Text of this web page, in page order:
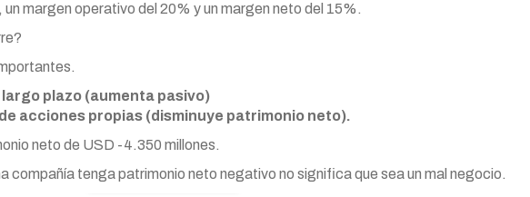
margen operativo del 20% y un margen neto del 15%.
plazo (aumenta pasivo)
acciones propias (disminuye patrimonio neto).
neto de USD -4.350 millones.
compañía tenga patrimonio neto negativo no significa que sea un mal negocio.